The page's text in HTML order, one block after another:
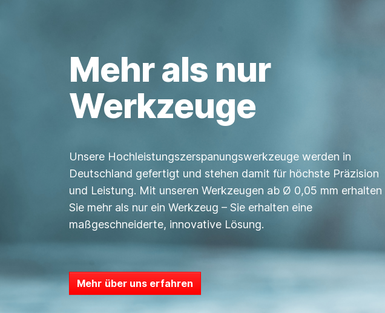
Mehr als nur
Werkzeuge
Unsere Hochleistungszerspanungswerkzeuge werden in
Deutschland gefertigt und stehen damit für höchste Präzision
und Leistung. Mit unseren Werkzeugen ab Ø 0,05 mm erhalten
Sie mehr als nur ein Werkzeug – Sie erhalten eine
maßgeschneiderte, innovative Lösung.
Mehr über uns erfahren